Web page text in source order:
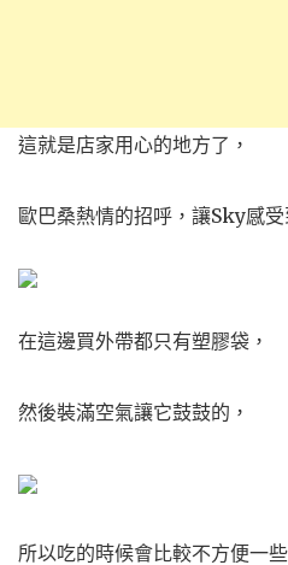
這就是店家用心的地方了，
歐巴桑熱情的招呼，讓Sky感受
在這邊買外帶都只有塑膠袋，
然後裝滿空氣讓它鼓鼓的，
所以吃的時候會比較不方便一些